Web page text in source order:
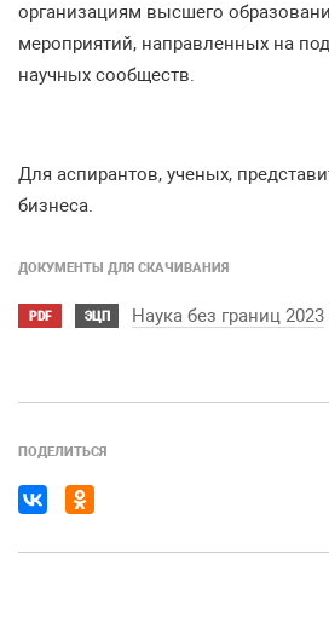
организациям высшего
мероприятий, направленных на
научных сообществ.
Для аспирантов, ученых,
бизнеса.
ДОКУМЕНТЫ ДЛЯ СКАЧИВАНИЯ
PDF ЭЦП Наука без границ 2023
ПОДЕЛИТЬСЯ